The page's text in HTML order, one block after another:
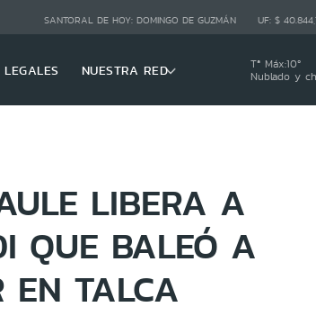
SANTORAL DE HOY: DOMINGO DE GUZMÁN UF: $
NUESTRA RED Tª Máx:10º
Nublado y
LIBERA A
QUE BALEÓ A
EN TALCA